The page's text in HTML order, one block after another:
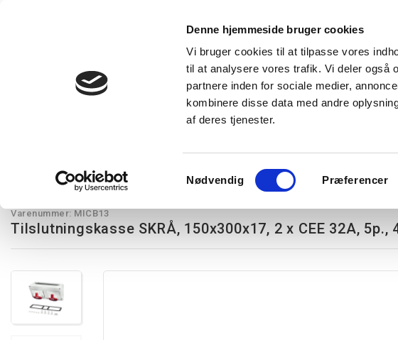
Denne hjemmeside bruger cookies
Vi bruger cookies til at tilpasse vores
til at analysere vores trafik. Vi deler også
partnere inden for sociale medier,
kombinere disse data med andre
af deres tjenester.
Nødvendig Præferencer
Produkter Express levering Vidensbank
Varenummer: MICB13
Tilslutningskasse SKRÅ, 150x300x17, 2 x CEE 32A, 5p.,